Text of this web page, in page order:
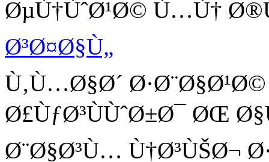
ØµÙ†ÙˆØ¹Ø© Ù…Ù†
Ø³Ø¤Ø§Ù„
Ù‚Ù…Ø§Ø´
Ø£ÙƒØ³ÙÙˆØ±Ø¯ ØŒ
Ø¨Ø§Ø³Ù… Ù†Ø³ÙŠØ¬